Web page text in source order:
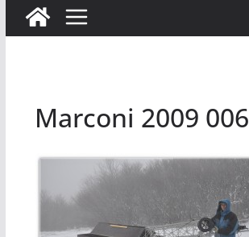
Marconi 2009 006